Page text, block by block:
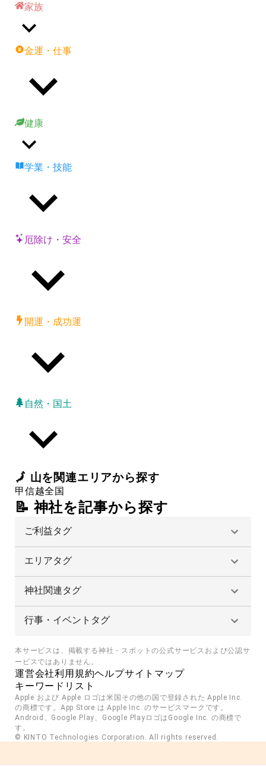
家族
金運・仕事
健康
学業・技能
厄除け・安全
開運・成功運
自然・国土
🗾 山を関連エリアから探す
甲信越全国
📝 神社を記事から探す
ご利益タグ
エリアタグ
神社関連タグ
行事・イベントタグ
本サービスは、掲載する神社・スポットの公式サービスおよび公認サ
ービスではありません。
運営会社利用規約ヘルプサイトマップ
キーワードリスト
Apple および Apple ロゴは米国その他の国で登録された Apple Inc.
の商標です。App Store は Apple Inc. のサービスマークです。
Android、Google Play、Google PlayロゴはGoogle Inc. の商標で
す。
© KINTO Technologies Corporation. All rights reserved.